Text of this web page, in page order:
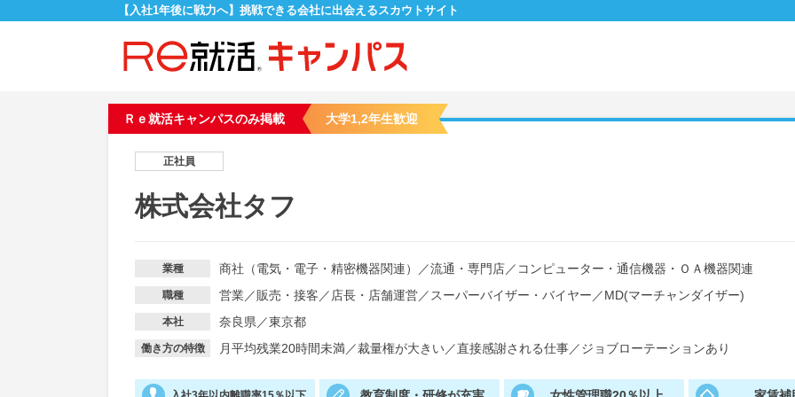
【入社1年後に戦力へ】挑戦できる会社に出会えるスカウトサイト
Ｒｅ就活キャンパスのみ掲載 大学1,2年生歓迎
正社員
株式会社タフ
業種 商社（電気・電子・精密機器関連） ／流通・専門店／ コンピューター・通信機器・ＯＡ機器関連
職種 営業／販売・接客 ／ 店長・店舗運営／ スーパーバイザー・バイヤー ／MD(マーチャンダイザー)
本社 奈良県／東京都
働き方の特徴 月平均残業20時間未満／裁量権が大きい／直接感謝される仕事／ジョブローテーションあり